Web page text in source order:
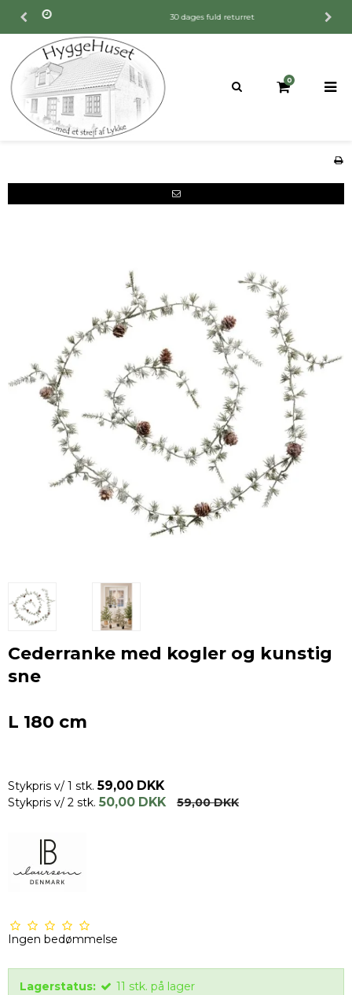
30 dages fuld returret
0
Cederranke med kogler og kunstig
sne
L 180 cm
Stykpris v/ 1 stk. 59,00 DKK
Stykpris v/ 2 stk. 50,00 DKK 59,00 DKK
Ingen bedømmelse
Lagerstatus: 11 stk. på lager